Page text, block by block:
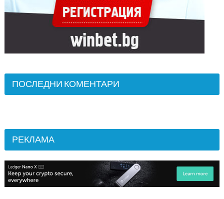
ПОСЛЕДНИ КОМЕНТАРИ
РЕКЛАМА